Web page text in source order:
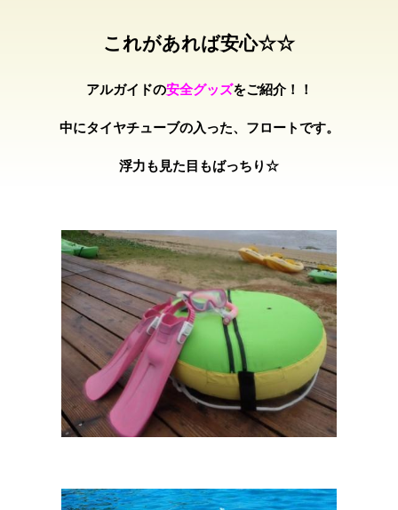
これがあれば安心☆☆
アルガイドの安全グッズをご紹介！！
中にタイヤチューブの入った、フロートです。
浮力も見た目もばっちり☆